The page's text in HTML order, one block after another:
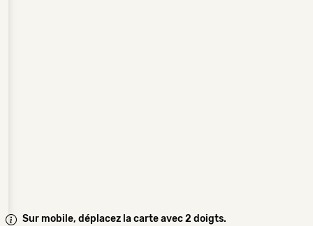
Sur mobile, déplacez la carte avec 2 doigts.